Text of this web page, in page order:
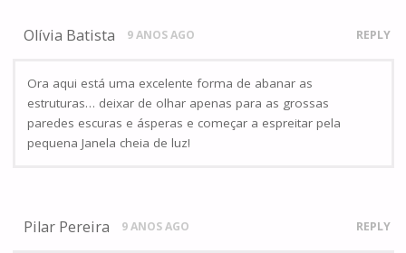
Olívia Batista 9 ANOS AGO REPLY
Ora aqui está uma excelente forma de abanar as
estruturas… deixar de olhar apenas para as grossas
paredes escuras e ásperas e começar a espreitar pela
pequena Janela cheia de luz!
Pilar Pereira 9 ANOS AGO REPLY